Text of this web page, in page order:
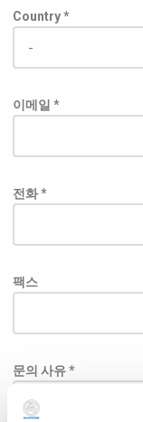
Country *
이메일 *
전화 *
팩스
문의 사유 *